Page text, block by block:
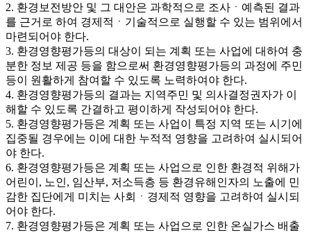
2. 환경보전방안 및 그 대안은 과학적으로 조사ㆍ예측된 결과
를 근거로 하여 경제적ㆍ기술적으로 실행할 수 있는 범위에서
마련되어야 한다.
3. 환경영향평가등의 대상이 되는 계획 또는 사업에 대하여 충
분한 정보 제공 등을 함으로써 환경영향평가등의 과정에 주민
등이 원활하게 참여할 수 있도록 노력하여야 한다.
4. 환경영향평가등의 결과는 지역주민 및 의사결정권자가 이
해할 수 있도록 간결하고 평이하게 작성되어야 한다.
5. 환경영향평가등은 계획 또는 사업이 특정 지역 또는 시기에
집중될 경우에는 이에 대한 누적적 영향을 고려하여 실시되어
야 한다.
6. 환경영향평가등은 계획 또는 사업으로 인한 환경적 위해가
어린이, 노인, 임산부, 저소득층 등 환경유해인자의 노출에 민
감한 집단에게 미치는 사회ㆍ경제적 영향을 고려하여 실시되
어야 한다.
7. 환경영향평가등은 계획 또는 사업으로 인한 온실가스 배출